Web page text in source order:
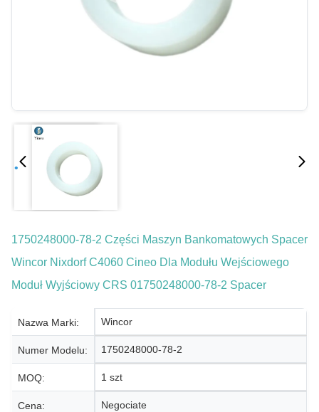
1750248000-78-2 Części Maszyn Bankomatowych Spacer
Wincor Nixdorf C4060 Cineo Dla Modułu Wejściowego
Moduł Wyjściowy CRS 01750248000-78-2 Spacer
Nazwa Marki: Wincor
Numer Modelu: 1750248000-78-2
MOQ: 1 szt
Cena: Negociate